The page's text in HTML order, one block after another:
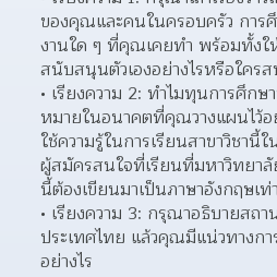
ของคุณและคนในครอบครัว การ
งานใด ๆ ที่คุณเคยทำ พร้อมทั้งใ
เรียงความ 2: ทำไมทุนการศึกษ
หมายในอนาคตที่คุณวางแผนไว้
ใช้ความรู้ในการเรียนสาขาวิชานี้
ผู้สมัครสนใจที่เรียนที่มหาวิทยาลั
นี้ต้องเขียนมาเป็นภาษาอังกฤษเ
เรียงความ 3: กรุณาอธิบายสถ
ประเทศไทย แล้วคุณมีแน่วทางกา
อย่างไร